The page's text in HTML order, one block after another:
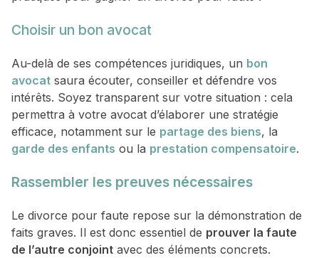
Choisir un bon avocat
Au-delà de ses compétences juridiques, un bon
avocat saura écouter, conseiller et défendre vos
intérêts. Soyez transparent sur votre situation : cela
permettra à votre avocat d’élaborer une stratégie
efficace, notamment sur le partage des biens, la
garde des enfants ou la prestation compensatoire.
Rassembler les preuves nécessaires
Le divorce pour faute repose sur la démonstration de
faits graves. Il est donc essentiel de prouver la faute
de l’autre conjoint avec des éléments concrets.